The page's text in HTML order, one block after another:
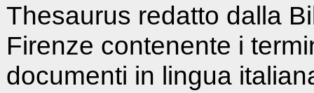
Thesaurus redatto dalla
Firenze contenente i
documenti in lingua